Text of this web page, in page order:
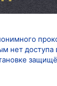
нет доступа